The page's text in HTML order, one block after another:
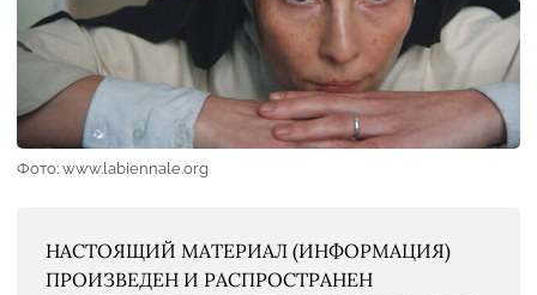
Фото: www.labiennale.org
НАСТОЯЩИЙ МАТЕРИАЛ (ИНФОРМАЦИЯ)
ПРОИЗВЕДЕН И РАСПРОСТРАНЕН